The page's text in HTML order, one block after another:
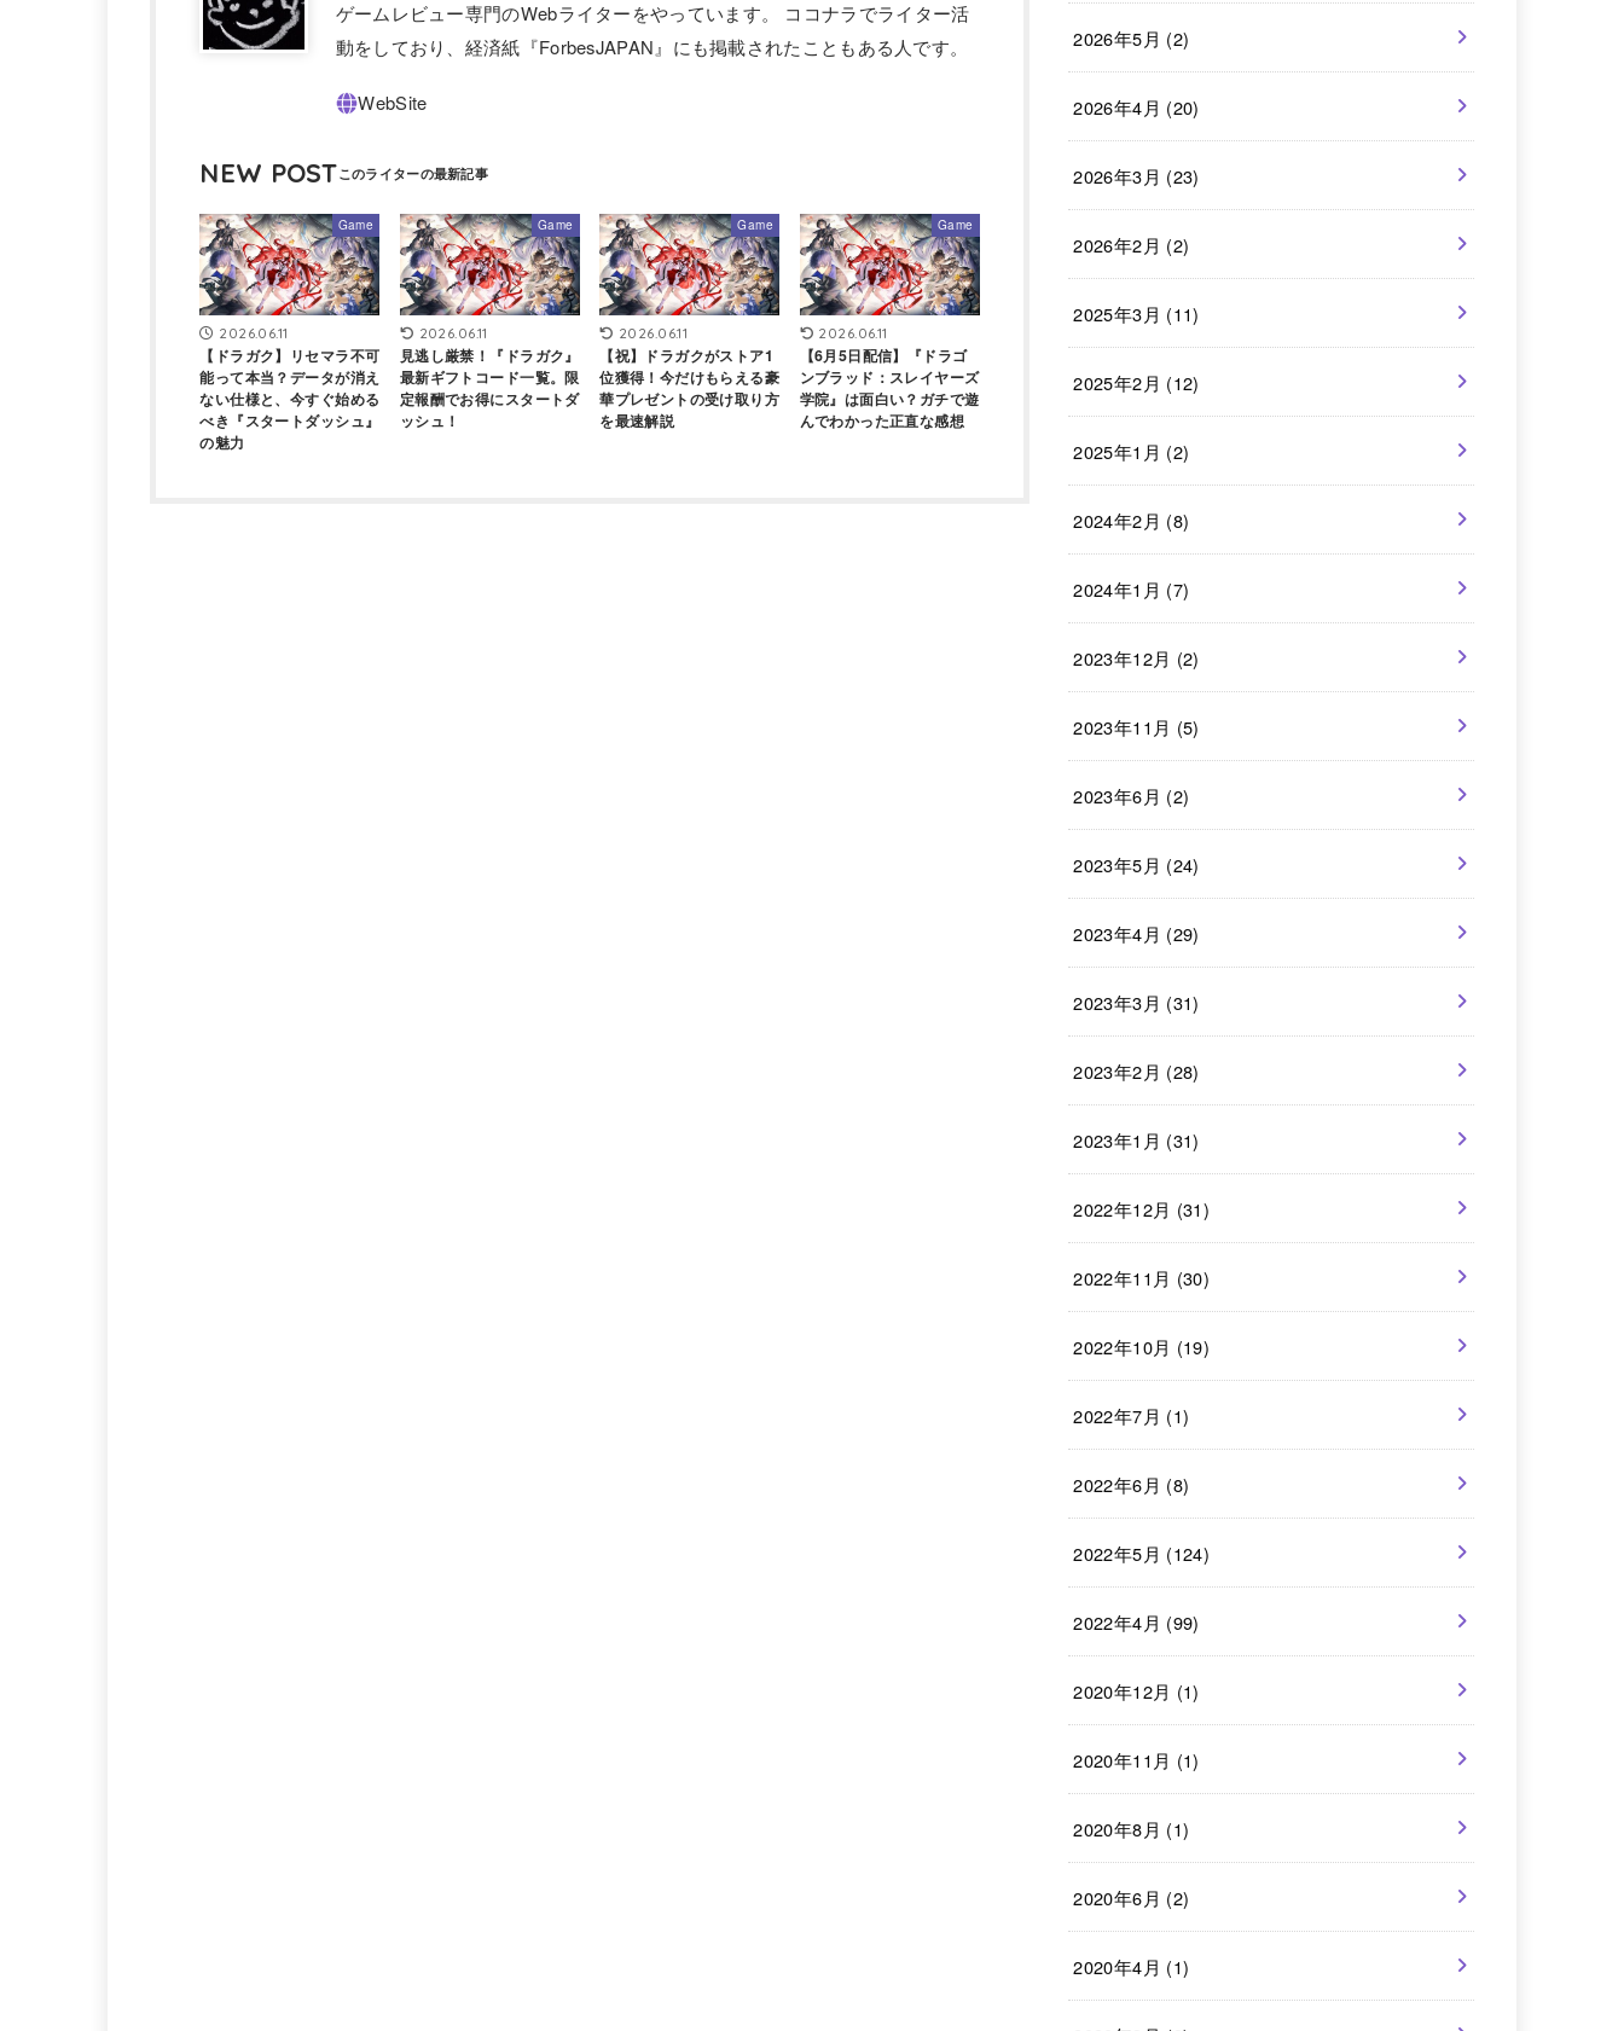
ゲームレビュー専門のWebライターをやっています。 ココナラでライター活
動をしており、経済紙『ForbesJAPAN』にも掲載されたこともある人です。
NEW POST
Game
2026.06.11
【ドラガク】リセマラ不可
能って本当？データが消え
ない仕様と、今すぐ始める
べき『スタートダッシュ』
の魅力
Game
2026.06.11
見逃し厳禁！『ドラガク』
最新ギフトコード一覧。限
定報酬でお得にスタートダ
ッシュ！
Game
2026.06.11
【祝】ドラガクがストア1
位獲得！今だけもらえる豪
華プレゼントの受け取り方
を最速解説
Game
2026.06.11
【6月5日配信】『ドラゴ
ンブラッド：スレイヤーズ
学院』は面白い？ガチで遊
んでわかった正直な感想
2026年5月 (2)
2026年4月 (20)
2026年3月 (23)
2026年2月 (2)
2025年3月 (11)
2025年2月 (12)
2025年1月 (2)
2024年2月 (8)
2024年1月 (7)
2023年12月 (2)
2023年11月 (5)
2023年6月 (2)
2023年5月 (24)
2023年4月 (29)
2023年3月 (31)
2023年2月 (28)
2023年1月 (31)
2022年12月 (31)
2022年11月 (30)
2022年10月 (19)
2022年7月 (1)
2022年6月 (8)
2022年5月 (124)
2022年4月 (99)
2020年12月 (1)
2020年11月 (1)
2020年8月 (1)
2020年6月 (2)
2020年4月 (1)